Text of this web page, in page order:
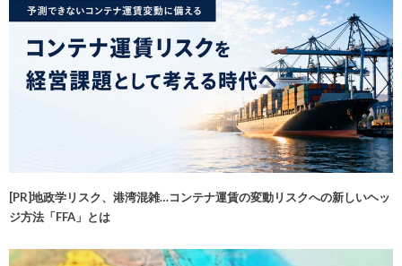
[PR]地政学リスク、港湾混雑…コンテナ運賃の変動リスクへの新しいヘッ
ジ方法「FFA」とは